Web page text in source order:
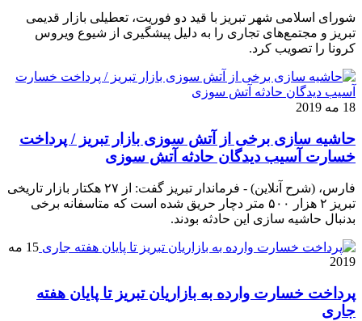
شورای اسلامی شهر تبریز با قید دو فوریت، تعطیلی بازار قدیمی
تبریز و مجتمع‌های تجاری را به دلیل پیشگیری از شیوع ویروس
کرونا را تصویب کرد.
18 مه 2019
حاشیه سازی برخی از آتش سوزی بازار تبریز / پرداخت
خسارت آسیب دیدگان حادثه آتش سوزی
فارس، (شرح آنلاین) - فرماندار تبریز گفت: از ۲۷ هکتار بازار تاریخی
تبریز ۲ هزار ۵۰۰ متر دچار حریق شده است که متاسفانه برخی
بدنبال حاشیه سازی این حادثه بودند.
15 مه
2019
پرداخت خسارت وارده به بازاریان تبریز تا پایان هفته
جاری